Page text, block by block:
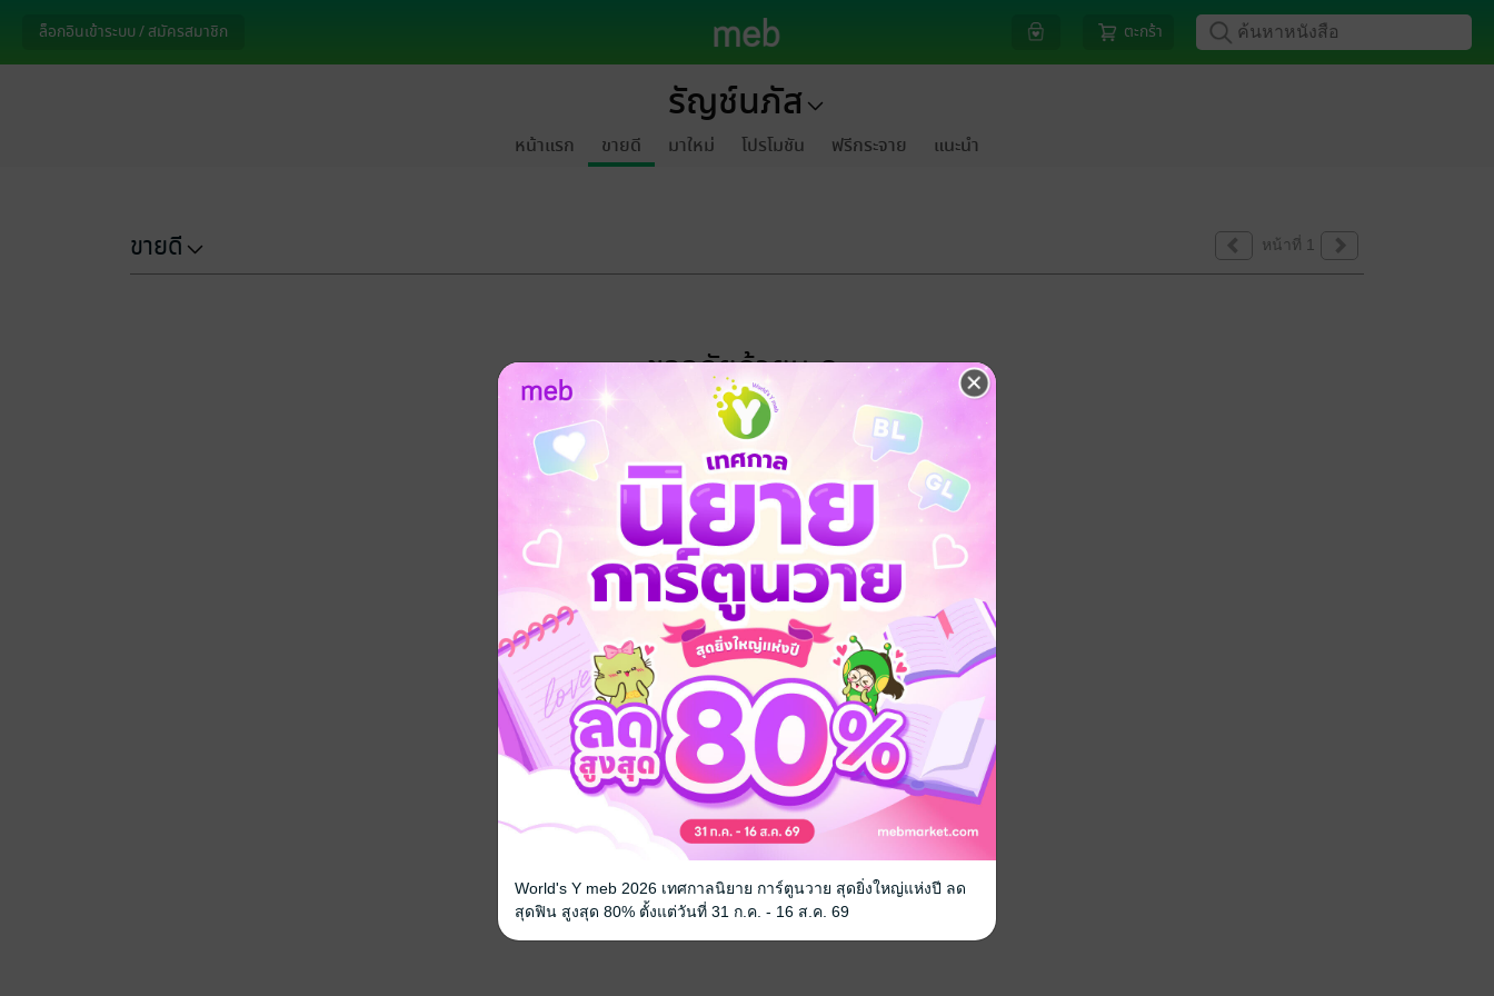
ล็อกอินเข้าระบบ / สมัครสมาชิก ตะกร้า
รัญช์นภัส
หน้าแรก ขายดี มาใหม่ โปรโมชัน ฟรีกระจาย แนะนำ
ขายดี หน้าที่ 1
ขออภัยด้วยนะคะ
ไม่พบข้อมูลในหัวข้อที่คุณกำลังชมค่ะ
World's Y meb 2026 เทศกาลนิยาย การ์ตูนวาย สุดยิ่งใหญ่แห่งปี ลด
สุดฟิน สูงสุด 80% ตั้งแต่วันที่ 31 ก.ค. - 16 ส.ค. 69